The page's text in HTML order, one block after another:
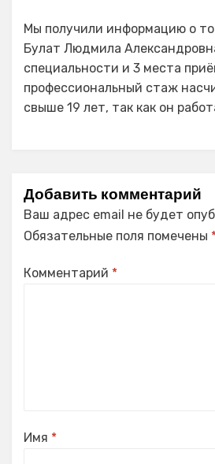
Мы получили информацию о
Булат Людмила
специальности и 3 места
профессиональный стаж
свыше 19 лет, так как он
Добавить комментарий
Ваш адрес email не будет
Обязательные поля помечены
Комментарий *
Имя *